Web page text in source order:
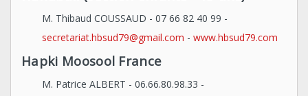
M. Thibaud COUSSAUD - 07 66 82 40 99 -
secretariat.hbsud79@gmail.com - www.hbsud79.com
Hapki Moosool France
M. Patrice ALBERT - 06.66.80.98.33 -